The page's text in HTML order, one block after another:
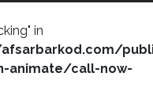
in
animate/call-now-